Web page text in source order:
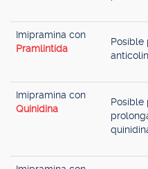
Imipramina con
Pramlintida
Posible
Imipramina con
Quinidina
Posible